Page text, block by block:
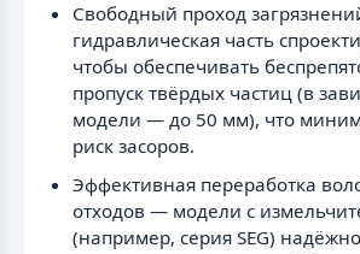
Свободный проход
гидравлическая часть
чтобы обеспечивать
пропуск твёрдых частиц (в
модели — до 50 мм), что
риск засоров.
Эффективная переработка
отходов — модели с
(например, серия SEG) надёжно